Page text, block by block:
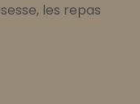
les repas